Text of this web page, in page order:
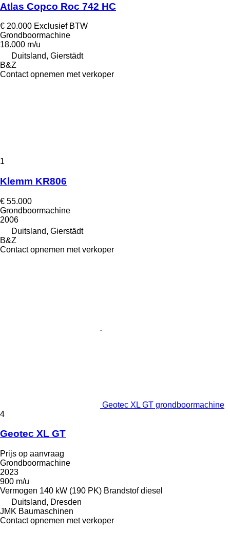
Atlas Copco Roc 742 HC
€ 20.000 Exclusief BTW
Grondboormachine
18.000 m/u
Duitsland, Gierstädt
B&Z
Contact opnemen met verkoper
1
Klemm KR806
€ 55.000
Grondboormachine
2006
Duitsland, Gierstädt
B&Z
Contact opnemen met verkoper
Geotec XL GT grondboormachine
4
Geotec XL GT
Prijs op aanvraag
Grondboormachine
2023
900 m/u
Vermogen 140 kW (190 PK) Brandstof diesel
Duitsland, Dresden
JMK Baumaschinen
Contact opnemen met verkoper